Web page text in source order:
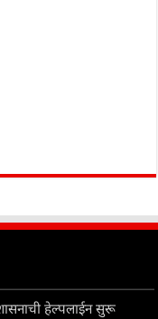
हेल्पलाईन सुरू